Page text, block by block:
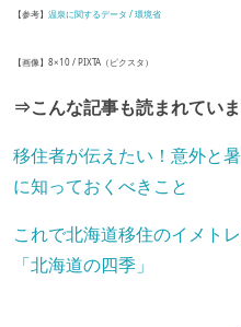
【参考】 温泉に関するデータ / 環境省
【画像】8×10 / PIXTA（ピクスタ）
⇒こんな記事も読まれてい
移住者が伝えたい！意外と
に知っておくべきこと
これで北海道移住のイメト
「北海道の四季」